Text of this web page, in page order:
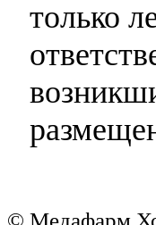
только
© Медафарм